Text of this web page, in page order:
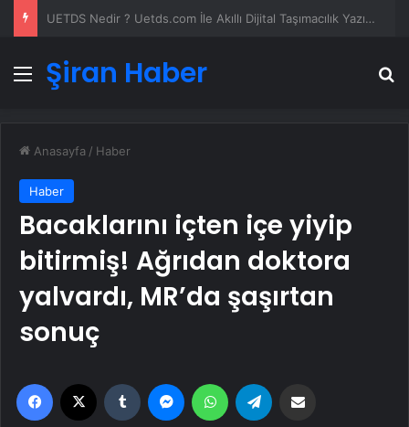
Yeni Dünya Düzensizliği Çağında Türk Dış Politikası ve Hakan Fidan Faktörü
Menü
Şiran Haber
Anasayfa / Haber
Haber
Bacaklarını içten içe yiyip
bitirmiş! Ağrıdan doktora
yalvardı, MR’da şaşırtan
sonuç
Facebook Tumblr MessengerWhatsApp